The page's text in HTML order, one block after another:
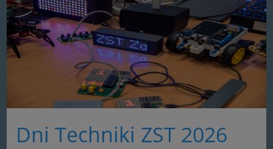
Dni Techniki ZST 2026